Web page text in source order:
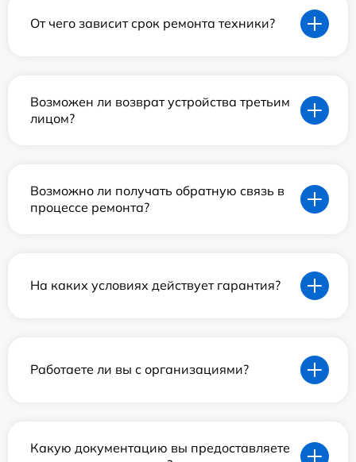
От чего зависит срок ремонта техники?
Возможен ли возврат устройства третьим
лицом?
Возможно ли получать обратную связь в
процессе ремонта?
На каких условиях действует гарантия?
Работаете ли вы с организациями?
Какую документацию вы предоставляете